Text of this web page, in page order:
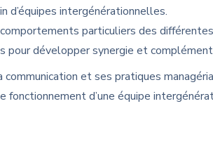
d’équipes intergénérationnelles.
particuliers des différentes
pour développer synergie et
communication et ses pratiques
fonctionnement d’une équipe